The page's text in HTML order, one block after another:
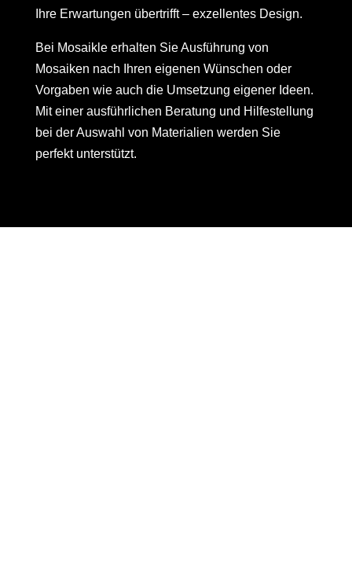
Ihre Erwartungen übertrifft – exzellentes Design.
Bei Mosaikle erhalten Sie Ausführung von
Mosaiken nach Ihren eigenen Wünschen oder
Vorgaben wie auch die Umsetzung eigener Ideen.
Mit einer ausführlichen Beratung und Hilfestellung
bei der Auswahl von Materialien werden Sie
perfekt unterstützt.